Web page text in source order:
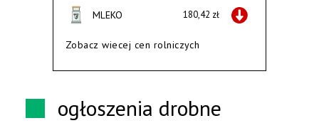
MLEKO 180,42 zł
Zobacz wiecej cen rolniczych
ogłoszenia drobne